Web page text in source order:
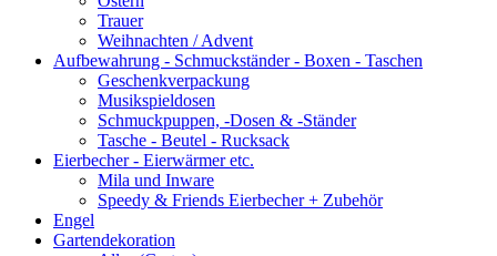
Trauer
Weihnachten / Advent
Aufbewahrung - Schmuckständer - Boxen - Taschen
Geschenkverpackung
Musikspieldosen
Schmuckpuppen, -Dosen & -Ständer
Tasche - Beutel - Rucksack
Eierbecher - Eierwärmer etc.
Mila und Inware
Speedy & Friends Eierbecher + Zubehör
Engel
Gartendekoration